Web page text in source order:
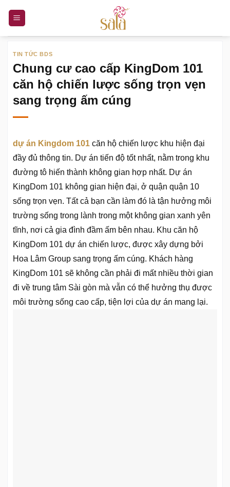
nội
TIN TỨC BDS
Chung cư cao cấp KingDom 101
căn hộ chiến lược sống trọn vẹn
sang trọng ấm cúng
dự án Kingdom 101 căn hộ chiến lược khu hiện đại
đầy đủ thông tin. Dự án tiến độ tốt nhất, nằm trong khu
đường tô hiến thành không gian hợp nhất. Dự án
KingDom 101 không gian hiện đại, ở quận quận 10
sống trọn vẹn. Tất cả bạn cần làm đó là tận hưởng môi
trường sống trong lành trong một không gian xanh yên
tĩnh, nơi cả gia đình đầm ấm bên nhau. Khu căn hộ
KingDom 101 dự án chiến lược, được xây dựng bởi
Hoa Lâm Group sang trọng ấm cúng. Khách hàng
KingDom 101 sẽ không cần phải đi mất nhiều thời gian
đi về trung tâm Sài gòn mà vẫn có thể hưởng thụ được
môi trường sống cao cấp, tiện lợi của dự án mang lại.